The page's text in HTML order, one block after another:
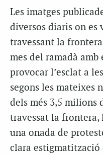
Les imatges
diversos diaris on es
travessant la
mes del ramadà
provocar l’esclat a
segons les mateixes
dels més 3,5 milions
travessat la frontera,
una onada de
clara estigmatització